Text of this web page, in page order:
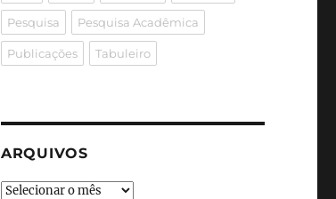
Pesquisa Pesquisa Acadêmica
Publicações Tabuleiro
ARQUIVOS
Arquivos